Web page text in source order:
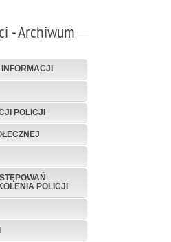
- Archiwum
POLICJI
POLICJI